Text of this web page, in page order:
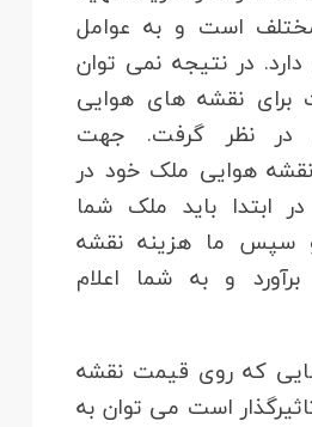
است و به عوامل
در نتیجه نمی توان
نقشه های هوایی
در نظر گرفت. جهت
هوایی ملک خود در
ابتدا باید ملک شما
سپس ما هزینه نقشه
و به شما اعلام
که روی قیمت نقشه
است می توان به